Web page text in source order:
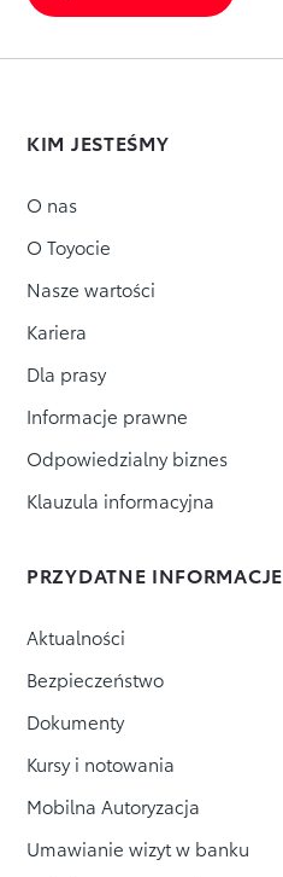
KIM JESTEŚMY
O nas
O Toyocie
Nasze wartości
Kariera
Dla prasy
Informacje prawne
Odpowiedzialny biznes
Klauzula informacyjna
PRZYDATNE INFORMACJE
Aktualności
Bezpieczeństwo
Dokumenty
Kursy i notowania
Mobilna Autoryzacja
Umawianie wizyt w banku